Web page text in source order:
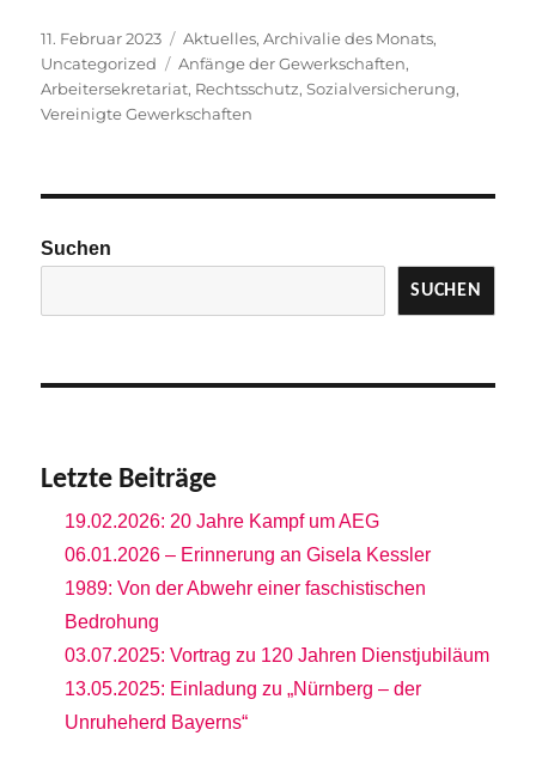
Veröffentlicht
am
11. Februar 2023 Kategorien
Aktuelles,Archivalie des Monats,
Uncategorized
Schlagwörter
Anfänge der Gewerkschaften,
Arbeitersekretariat, Rechtsschutz,Sozialversicherung,
Vereinigte Gewerkschaften
Suchen
SUCHEN
Letzte Beiträge
19.02.2026: 20 Jahre Kampf um AEG
06.01.2026 – Erinnerung an Gisela Kessler
1989: Von der Abwehr einer faschistischen
Bedrohung
03.07.2025: Vortrag zu 120 Jahren Dienstjubiläum
13.05.2025: Einladung zu „Nürnberg – der
Unruheherd Bayerns“